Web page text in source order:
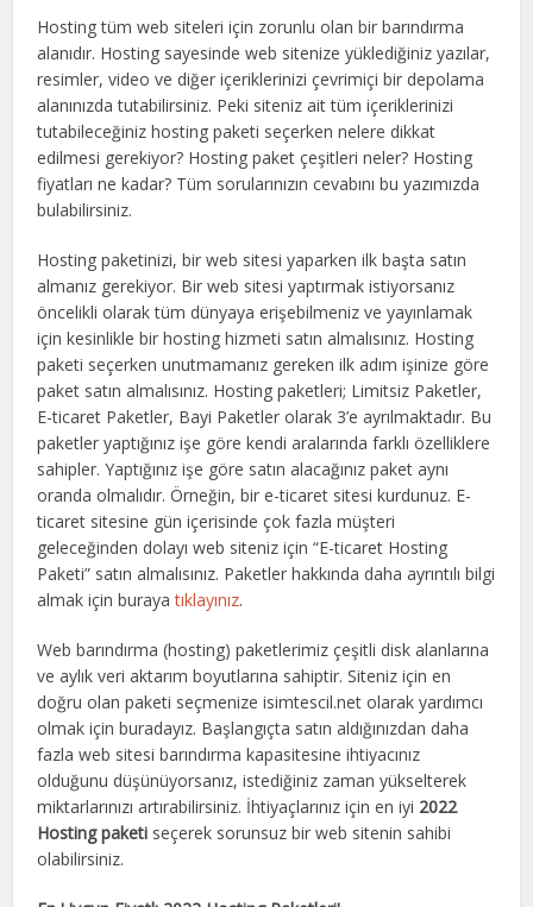
Hosting tüm web siteleri için zorunlu olan bir barındırma
alanıdır. Hosting sayesinde web sitenize yüklediğiniz yazılar,
resimler, video ve diğer içeriklerinizi çevrimiçi bir depolama
alanınızda tutabilirsiniz. Peki siteniz ait tüm içeriklerinizi
tutabileceğiniz hosting paketi seçerken nelere dikkat
edilmesi gerekiyor? Hosting paket çeşitleri neler? Hosting
fiyatları ne kadar? Tüm sorularınızın cevabını bu yazımızda
bulabilirsiniz.
Hosting paketinizi, bir web sitesi yaparken ilk başta satın
almanız gerekiyor. Bir web sitesi yaptırmak istiyorsanız
öncelikli olarak tüm dünyaya erişebilmeniz ve yayınlamak
için kesinlikle bir hosting hizmeti satın almalısınız. Hosting
paketi seçerken unutmamanız gereken ilk adım işinize göre
paket satın almalısınız. Hosting paketleri; Limitsiz Paketler,
E-ticaret Paketler, Bayi Paketler olarak 3’e ayrılmaktadır. Bu
paketler yaptığınız işe göre kendi aralarında farklı özelliklere
sahipler. Yaptığınız işe göre satın alacağınız paket aynı
oranda olmalıdır. Örneğin, bir e-ticaret sitesi kurdunuz. E-
ticaret sitesine gün içerisinde çok fazla müşteri
geleceğinden dolayı web siteniz için “E-ticaret Hosting
Paketi” satın almalısınız. Paketler hakkında daha ayrıntılı bilgi
almak için burayatıklayınız.
Web barındırma (hosting) paketlerimiz çeşitli disk alanlarına
ve aylık veri aktarım boyutlarına sahiptir. Siteniz için en
doğru olan paketi seçmenize isimtescil.net olarak yardımcı
olmak için buradayız. Başlangıçta satın aldığınızdan daha
fazla web sitesi barındırma kapasitesine ihtiyacınız
olduğunu düşünüyorsanız, istediğiniz zaman yükselterek
miktarlarınızı artırabilirsiniz. İhtiyaçlarınız için en iyi 2022
Hosting paketi seçerek sorunsuz bir web sitenin sahibi
olabilirsiniz.